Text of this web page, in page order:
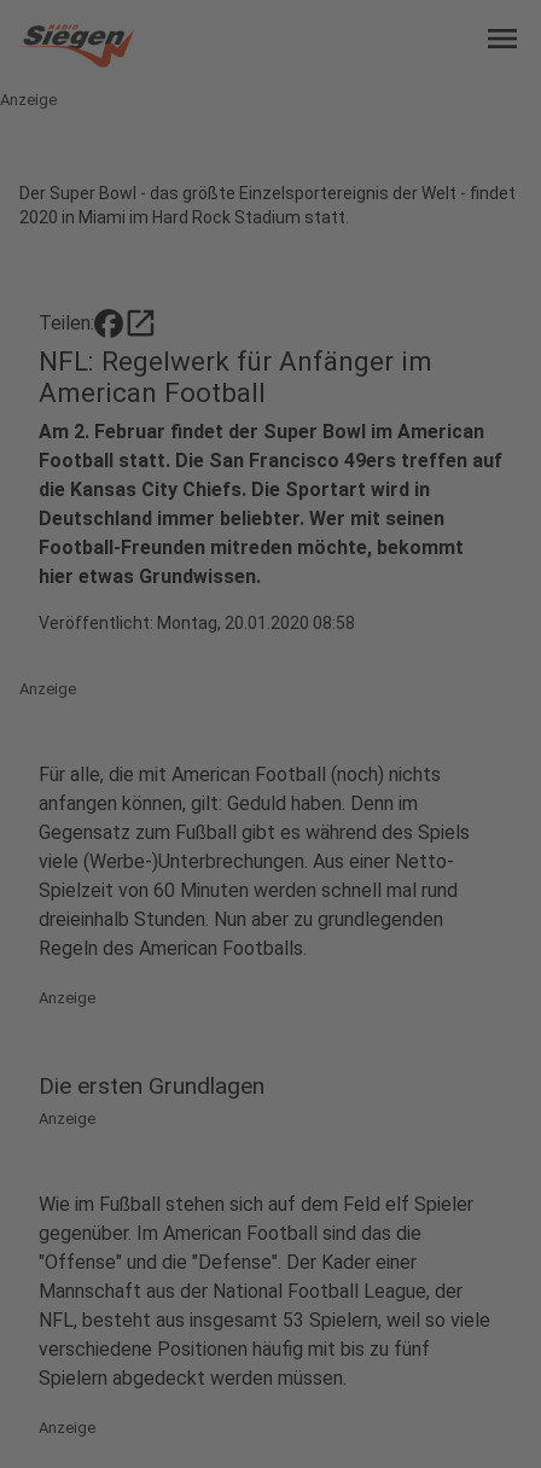
menu
Anzeige
Der Super Bowl - das größte Einzelsportereignis der Welt - findet
2020 in Miami im Hard Rock Stadium statt.
Teilen: open_in_new
NFL: Regelwerk für Anfänger im
American Football
Am 2. Februar findet der Super Bowl im American
Football statt. Die San Francisco 49ers treffen auf
die Kansas City Chiefs. Die Sportart wird in
Deutschland immer beliebter. Wer mit seinen
Football-Freunden mitreden möchte, bekommt
hier etwas Grundwissen.
Veröffentlicht: Montag, 20.01.2020 08:58
Anzeige
Für alle, die mit American Football (noch) nichts
anfangen können, gilt: Geduld haben. Denn im
Gegensatz zum Fußball gibt es während des Spiels
viele (Werbe-)Unterbrechungen. Aus einer Netto-
Spielzeit von 60 Minuten werden schnell mal rund
dreieinhalb Stunden. Nun aber zu grundlegenden
Regeln des American Footballs.
Anzeige
Die ersten Grundlagen
Anzeige
Wie im Fußball stehen sich auf dem Feld elf Spieler
gegenüber. Im American Football sind das die
"Offense" und die "Defense". Der Kader einer
Mannschaft aus der National Football League, der
NFL, besteht aus insgesamt 53 Spielern, weil so viele
verschiedene Positionen häufig mit bis zu fünf
Spielern abgedeckt werden müssen.
Anzeige